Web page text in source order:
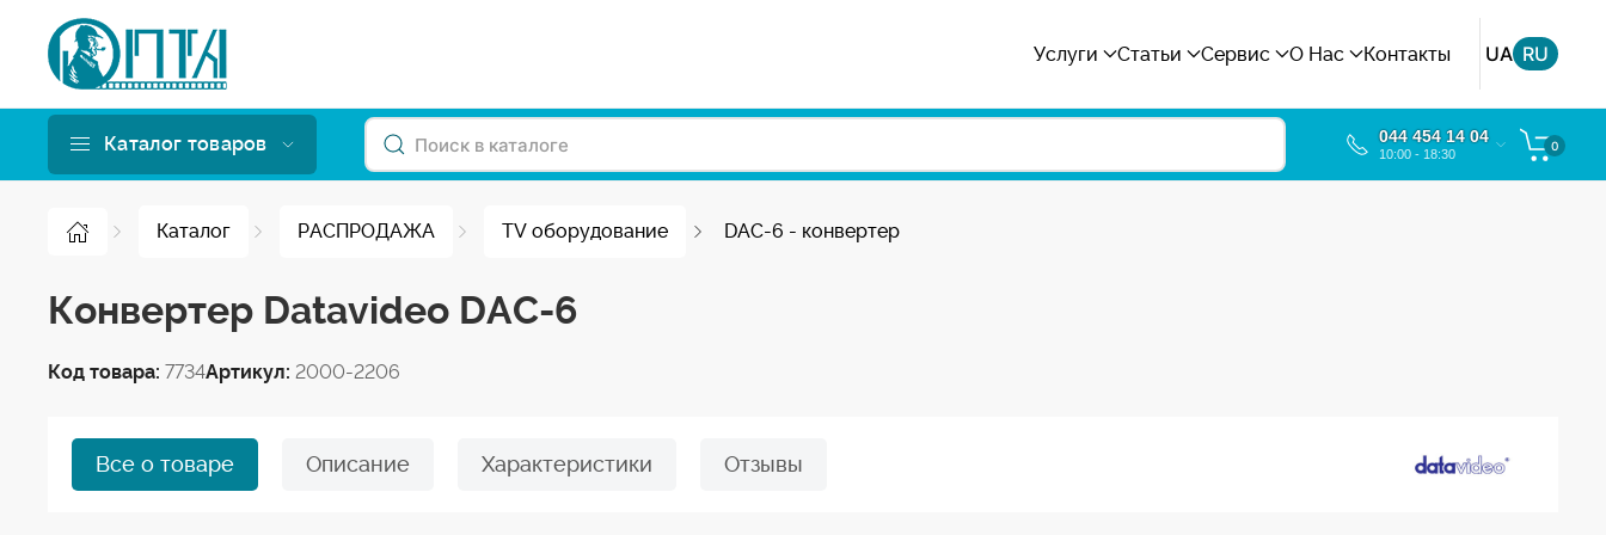
Услуги Статьи Сервис О Нас Контакты UA RU
Каталог товаров 044 454 14 04
10:00 - 18:30
0
Каталог РАСПРОДАЖА TV оборудование DAC-6 - конвертер
Конвертер Datavideo DAC-6
Код товара: 7734Артикул: 2000-2206
Все о товаре Описание Характеристики Отзывы